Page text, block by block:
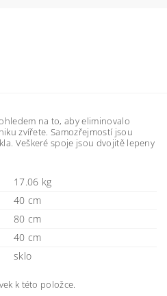
na to, aby eliminovalo
zvířete. Samozřejmostí jsou
Veškeré spoje jsou dvojitě lepeny
17.06 kg
40 cm
80 cm
40 cm
sklo
k této položce.